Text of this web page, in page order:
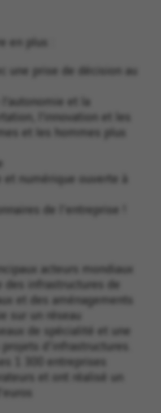
en plus :
une prise de décision au
et la
l’innovation et les
et les hommes plus
et numérique ouverte à
de l'entreprise !
acteurs mondiaux
des infrastructures de
et des aménagements
sur un réseau
de spécialité et une
d'infrastructures.
1 300 entreprises
et ont réalisé un